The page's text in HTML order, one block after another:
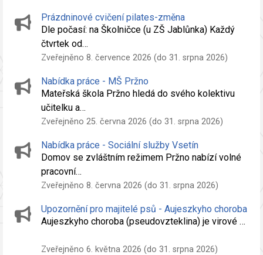
Prázdninové cvičení pilates-změna
Dle počasí: na Školničce (u ZŠ Jablůnka) Každý
čtvrtek od…
Zveřejněno 8. července 2026 (do 31. srpna 2026)
Nabídka práce - MŠ Pržno
Mateřská škola Pržno hledá do svého kolektivu
učitelku a…
Zveřejněno 25. června 2026 (do 31. srpna 2026)
Nabídka práce - Sociální služby Vsetín
Domov se zvláštním režimem Pržno nabízí volné
pracovní…
Zveřejněno 8. června 2026 (do 31. srpna 2026)
Upozornění pro majitelé psů - Aujeszkyho choroba
Aujeszkyho choroba (pseudovzteklina) je virové …
Zveřejněno 6. května 2026 (do 31. srpna 2026)